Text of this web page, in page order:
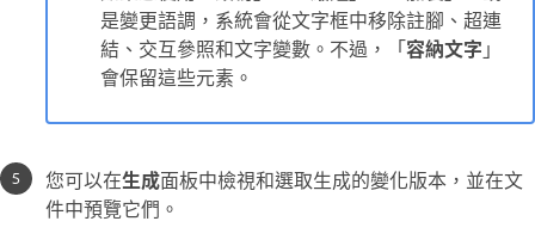
是變更語調，系統會從文字框中移除註腳、超連
結、交互參照和文字變數。不過，「容納文字 」
會保留這些元素。
您可以在生成面板中檢視和選取生成的變化版本，並在文
件中預覽它們。